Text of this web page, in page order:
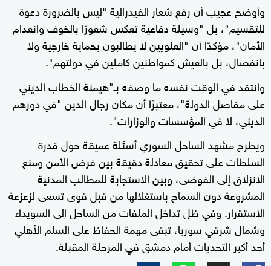
وأوضح عجيب أن رفع شعار الفيدرالية "ليس بالضرورة دعوة
للتقسيم"، بل "وسيلة دفاعية تعكس شعورًا بالخوف وانعدام
الأمان"، مؤكدًا أن "العلويين لا يطالبون بحماية خارجية ولا
بانفصال، بل بالعيش كمواطنين كاملين في دولتهم".
وانتقد في الوقت نفسه ما وصفه بـ"هيمنة الخطاب الديني
على مفاصل الدولة"، معتبرًا أن مكان رجال الدين "في دورهم
الديني، لا في المؤسسات والوزارات".
ويطرح مشهد الساحل السوري أسئلة عميقة حول قدرة
السلطات على تحقيق معادلة دقيقة بين فرض الأمن ومنع
الانزلاق إلى الفوضى، وبين الاستجابة للمطالب المدنية
المشروعة دون السماح باستغلالها من قبل قوى تسعى لزعزعة
الاستقرار. وفي ظل تداخل الملفات من الساحل إلى السويداء
وشمال شرقي سوريا، تبقى مهمة الحفاظ على السلم الأهلي
أحد أكبر التحديات أمام دمشق في المرحلة المقبلة.